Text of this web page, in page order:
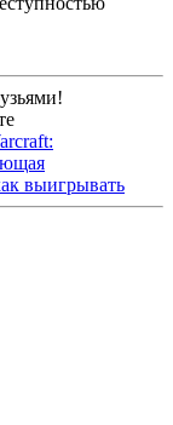
выигрывать